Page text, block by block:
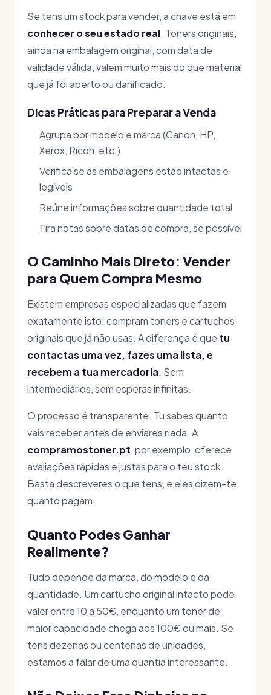
Se tens um stock para vender, a chave está em
conhecer o seu estado real. Toners originais,
ainda na embalagem original, com data de
validade válida, valem muito mais do que material
que já foi aberto ou danificado.
Dicas Práticas para Preparar a Venda
Agrupa por modelo e marca (Canon, HP,
Xerox, Ricoh, etc.)
Verifica se as embalagens estão intactas e
legíveis
Reúne informações sobre quantidade total
Tira notas sobre datas de compra, se possível
O Caminho Mais Direto: Vender
para Quem Compra Mesmo
Existem empresas especializadas que fazem
exatamente isto: compram toners e cartuchos
originais que já não usas. A diferença é que tu
contactas uma vez, fazes uma lista, e
recebem a tua mercadoria. Sem
intermediários, sem esperas infinitas.
O processo é transparente. Tu sabes quanto
vais receber antes de enviares nada. A
compramostoner.pt, por exemplo, oferece
avaliações rápidas e justas para o teu stock.
Basta descreveres o que tens, e eles dizem-te
quanto pagam.
Quanto Podes Ganhar
Realimente?
Tudo depende da marca, do modelo e da
quantidade. Um cartucho original intacto pode
valer entre 10 a 50€, enquanto um toner de
maior capacidade chega aos 100€ ou mais. Se
tens dezenas ou centenas de unidades,
estamos a falar de uma quantia interessante.